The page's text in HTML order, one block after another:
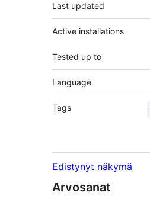
Last updated
Active installations
Tested up to
Language
Tags
Edistynyt näkymä
Arvosanat